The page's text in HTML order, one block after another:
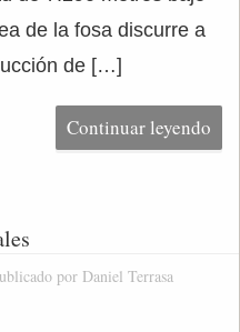
de la fosa discurre a
de […]
Continuar leyendo
por Daniel Terrasa